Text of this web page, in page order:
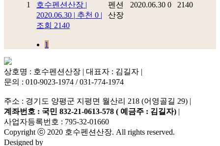
1
호수펜션산장 |
2020.06.30 | 추천 0 |
조회 2140
펜션
산장
2020.06.30 0 2140
1
상호명 : 호수펜션산장 | 대표자 : 김길자 |
문의 : 010-9023-1974 / 031-774-1974
주소 : 경기도 양평군 지평면 월산리 218 (어영골길 29) |
계좌번호 : 국민 832-21-0613-578 ( 예금주 : 김길자) |
사업자등록번호 : 795-32-01660
Copyright ⓒ 2020 호수펜션산장. All rights reserved.
Designed by